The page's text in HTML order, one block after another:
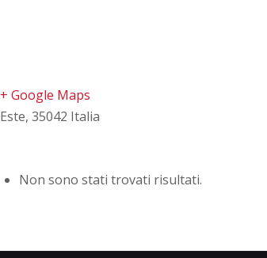
+ Google Maps
Este, 35042 Italia
Non sono stati trovati risultati.